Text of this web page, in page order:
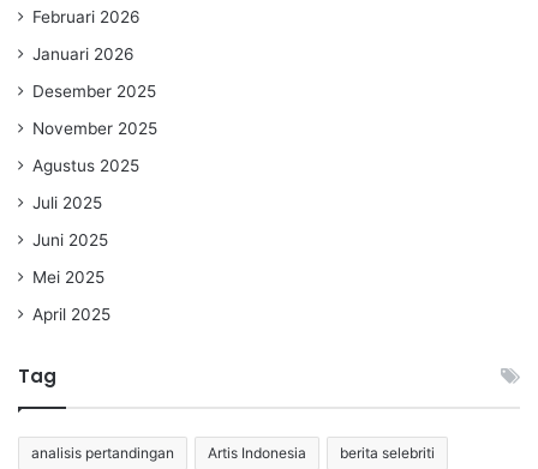
Februari 2026
Januari 2026
Desember 2025
November 2025
Agustus 2025
Juli 2025
Juni 2025
Mei 2025
April 2025
Tag
analisis pertandingan Artis Indonesia berita selebriti